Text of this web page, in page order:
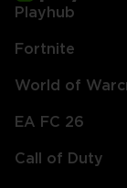
Playhub
Fortnite
World of
EA FC 26
Call of Duty